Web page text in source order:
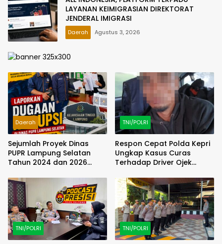
LAYANAN KEIMIGRASIAN DIREKTORAT
JENDERAL IMIGRASI
Daerah Agustus 3, 2026
Daerah
Sejumlah Proyek Dinas
PUPR Lampung Selatan
Tahun 2024 dan 2026
KEJATI Lampung
TNI/POLRI
Respon Cepat Polda Kepri
Ungkap Kasus Curas
Terhadap Driver Ojek
Berhasil Diamankan
TNI/POLRI TNI/POLRI